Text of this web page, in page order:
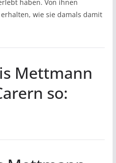
haben. Von ihnen
wie sie damals damit
Mettmann
so: